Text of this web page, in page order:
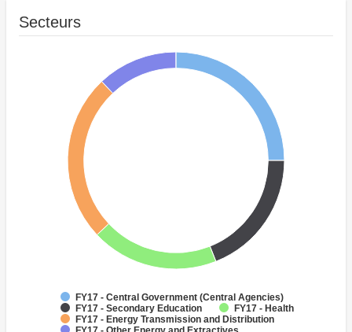
Secteurs
FY17 - Central Government (Central Agencies)
FY17 - Secondary Education
FY17 - Health
FY17 - Energy Transmission and Distribution